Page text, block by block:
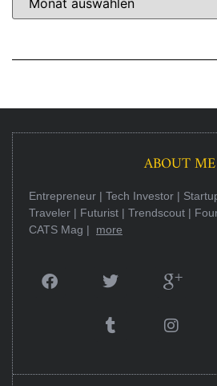
ABOUT ME
Entrepreneur | Tech Investor |
Traveler | Futurist | Trendscout |
CATS Mag | more